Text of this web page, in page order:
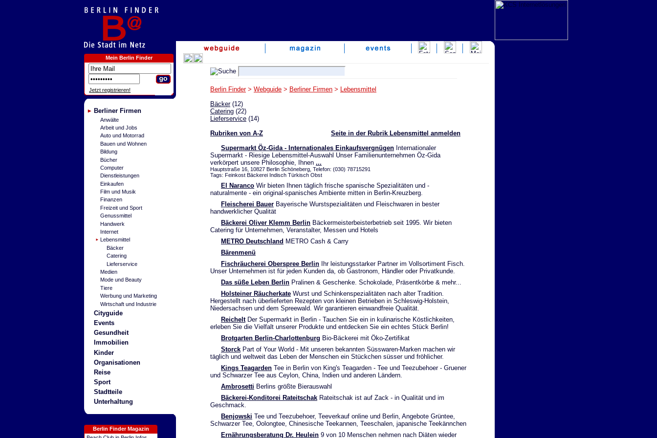
Mein Berlin Finder
Jetzt registrieren!
Berliner Firmen
Anwälte
Arbeit und Jobs
Auto und Motorrad
Bauen und Wohnen
Bildung
Bücher
Computer
Dienstleistungen
Einkaufen
Film und Musik
Finanzen
Freizeit und Sport
Genussmittel
Handwerk
Internet
Lebensmittel
Bäcker
Catering
Lieferservice
Medien
Mode und Beauty
Tiere
Werbung und Marketing
Wirtschaft und Industrie
Cityguide
Events
Gesundheit
Immobilien
Kinder
Organisationen
Reise
Sport
Stadtteile
Unterhaltung
Berlin Finder Magazin
Berlin Finder> Webguide > Berliner Firmen > Lebensmittel
Bäcker(12)
Catering (22)
Lieferservice (14)
Rubriken von A-Z
Seite in der Rubrik Lebensmittel anmelden
Supermarkt Öz-Gida - Internationales Einkaufsvergnügen Internationaler
Supermarkt - Riesige Lebensmittel-Auswahl Unser Familienunternehmen Öz-Gida
verkörpert unsere Philosophie, Ihnen ...
Hauptstraße 16, 10827 Berlin Schöneberg, Telefon: (030) 78715291
Tags: Feinkost Bäckerei Indisch Türkisch Obst
El Naranco Wir bieten Ihnen täglich frische spanische Spezialitäten und -
naturalmente - ein original-spanisches Ambiente mitten in Berlin-Kreuzberg.
Fleischerei Bauer Bayerische Wurstspezialitäten und Fleischwaren in bester
handwerklicher Qualität
Bäckerei Oliver Klemm Berlin Bäckermeisterbeisterbetrieb seit 1995. Wir bieten
Catering für Unternehmen, Veranstalter, Messen und Hotels
METRO Deutschland METRO Cash & Carry
Bärenmenü
Fischräucherei Oberspree Berlin Ihr leistungsstarker Partner im Vollsortiment Fisch.
Unser Unternehmen ist für jeden Kunden da, ob Gastronom, Händler oder Privatkunde.
Das süße Leben Berlin Pralinen & Geschenke. Schokolade, Präsentkörbe & mehr...
Holsteiner Räucherkate Wurst und Schinkenspezialitäten nach alter Tradition.
Hergestellt nach überlieferten Rezepten von kleinen Betrieben in Schleswig-Holstein,
Niedersachsen und dem Spreewald. Wir garantieren einwandfreie Qualität.
ReicheltDer Supermarkt in Berlin - Tauchen Sie ein in kulinarische Köstlichkeiten,
erleben Sie die Vielfalt unserer Produkte und entdecken Sie ein echtes Stück Berlin!
Brotgarten Berlin-Charlottenburg Bio-Bäckerei mit Öko-Zertifikat
Storck Part of Your World - Mit unseren bekannten Süsswaren-Marken machen wir
täglich und weltweit das Leben der Menschen ein Stückchen süsser und fröhlicher.
Kings Teagarden Tee in Berlin von King's Teagarden - Tee und Teezubehoer - Gruener
und Schwarzer Tee aus Ceylon, China, Indien und anderen Ländern.
Ambrosetti Berlins größte Bierauswahl
Bäckerei-Konditorei Rateitschak Rateitschak ist auf Zack - in Qualität und im
Geschmack.
Benjowski Tee und Teezubehoer, Teeverkauf online und Berlin, Angebote Grüntee,
Schwarzer Tee, Oolongtee, Chinesische Teekannen, Teeschalen, japanische Teekännchen
Ernährungsberatung Dr. Heulein 9 von 10 Menschen nehmen nach Diäten wieder